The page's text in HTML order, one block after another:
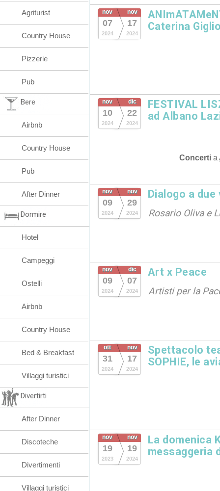
nov
07
2024
nov
17
2024
Caterina
nov
10
2024
dic
22
2024
FESTIVAL
ad Albano
Concerti a
nov
09
2024
nov
29
2024
Dialogo a due
Rosario Oliva e
nov
09
2024
dic
07
2024
Art x Peace
Artisti per la
ott
31
2024
nov
17
2024
Spettacolo
SOPHIE, le
nov
19
2023
nov
19
2024
La domenica
messaggeria
Agriturist
Country House
Pizzerie
Pub
Bere
Airbnb
Country House
Pub
After Dinner
Dormire
Hotel
Campeggi
Ostelli
Airbnb
Country House
Bed & Breakfast
Villaggi turistici
Divertirti
After Dinner
Discoteche
Divertimenti
Villaggi turistici